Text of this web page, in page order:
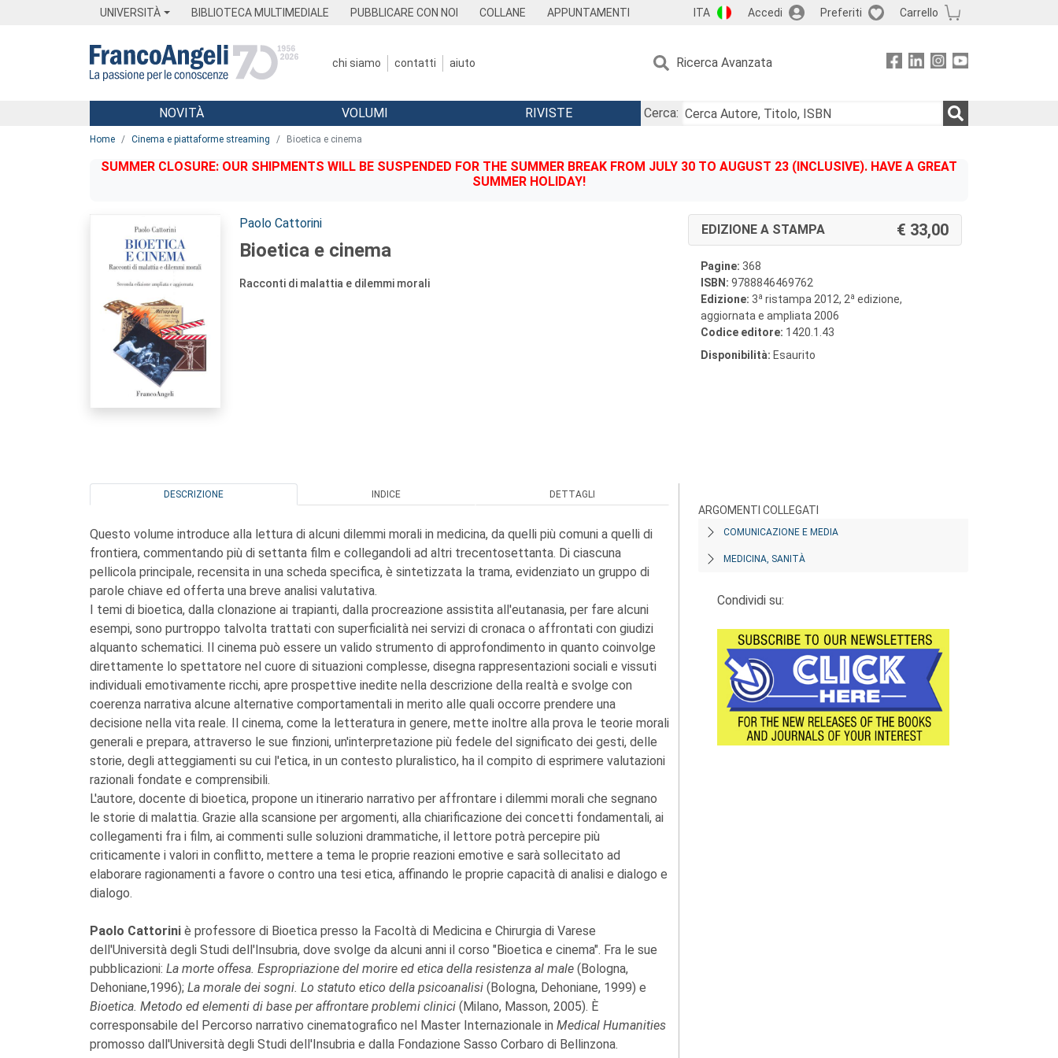
UNIVERSITÀ BIBLIOTECA MULTIMEDIALE PUBBLICARE CON NOI COLLANE APPUNTAMENTI ITA Accedi Preferiti Carrello
chi siamo contatti aiuto Ricerca Avanzata
Menu
NOVITÀ VOLUMI RIVISTE
Cerca:
Home Cinema e piattaforme streaming Bioetica e cinema
SUMMER CLOSURE: OUR SHIPMENTS WILL BE SUSPENDED FOR THE SUMMER BREAK FROM JULY 30 TO AUGUST 23 (INCLUSIVE). HAVE A GREAT
SUMMER HOLIDAY!
Autori:
Paolo Cattorini
Bioetica e cinema
Racconti di malattia e dilemmi morali
EDIZIONE A STAMPA 33,00
Pagine: 368
ISBN: 9788846469762
Edizione: 3a ristampa 2012, 2a edizione,
aggiornata e ampliata 2006
Codice editore: 1420.1.43
Disponibilità: Esaurito
DESCRIZIONE INDICE DETTAGLI
Questo volume introduce alla lettura di alcuni dilemmi morali in medicina, da quelli più comuni a quelli di
frontiera, commentando più di settanta film e collegandoli ad altri trecentosettanta. Di ciascuna
pellicola principale, recensita in una scheda specifica, è sintetizzata la trama, evidenziato un gruppo di
parole chiave ed offerta una breve analisi valutativa.
I temi di bioetica, dalla clonazione ai trapianti, dalla procreazione assistita all'eutanasia, per fare alcuni
esempi, sono purtroppo talvolta trattati con superficialità nei servizi di cronaca o affrontati con giudizi
alquanto schematici. Il cinema può essere un valido strumento di approfondimento in quanto coinvolge
direttamente lo spettatore nel cuore di situazioni complesse, disegna rappresentazioni sociali e vissuti
individuali emotivamente ricchi, apre prospettive inedite nella descrizione della realtà e svolge con
coerenza narrativa alcune alternative comportamentali in merito alle quali occorre prendere una
decisione nella vita reale. Il cinema, come la letteratura in genere, mette inoltre alla prova le teorie morali
generali e prepara, attraverso le sue finzioni, un'interpretazione più fedele del significato dei gesti, delle
storie, degli atteggiamenti su cui l'etica, in un contesto pluralistico, ha il compito di esprimere valutazioni
razionali fondate e comprensibili.
L'autore, docente di bioetica, propone un itinerario narrativo per affrontare i dilemmi morali che segnano
le storie di malattia. Grazie alla scansione per argomenti, alla chiarificazione dei concetti fondamentali, ai
collegamenti fra i film, ai commenti sulle soluzioni drammatiche, il lettore potrà percepire più
criticamente i valori in conflitto, mettere a tema le proprie reazioni emotive e sarà sollecitato ad
elaborare ragionamenti a favore o contro una tesi etica, affinando le proprie capacità di analisi e dialogo e
dialogo.
Paolo Cattorini è professore di Bioetica presso la Facoltà di Medicina e Chirurgia di Varese
dell'Università degli Studi dell'Insubria, dove svolge da alcuni anni il corso "Bioetica e cinema". Fra le sue
pubblicazioni: La morte offesa. Espropriazione del morire ed etica della resistenza al male (Bologna,
Dehoniane,1996); La morale dei sogni. Lo statuto etico della psicoanalisi (Bologna, Dehoniane, 1999) e
Bioetica. Metodo ed elementi di base per affrontare problemi clinici (Milano, Masson, 2005). È
corresponsabile del Percorso narrativo cinematografico nel Master Internazionale in Medical Humanities
promosso dall'Università degli Studi dell'Insubria e dalla Fondazione Sasso Corbaro di Bellinzona.
ARGOMENTI COLLEGATI
COMUNICAZIONE E MEDIA
MEDICINA, SANITÀ
Condividi su: